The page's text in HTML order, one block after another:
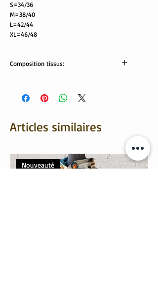
S=34/36
M=38/40
L=42/44
XL=46/48
Composition tissus:
Articles similaires
Nouveauté